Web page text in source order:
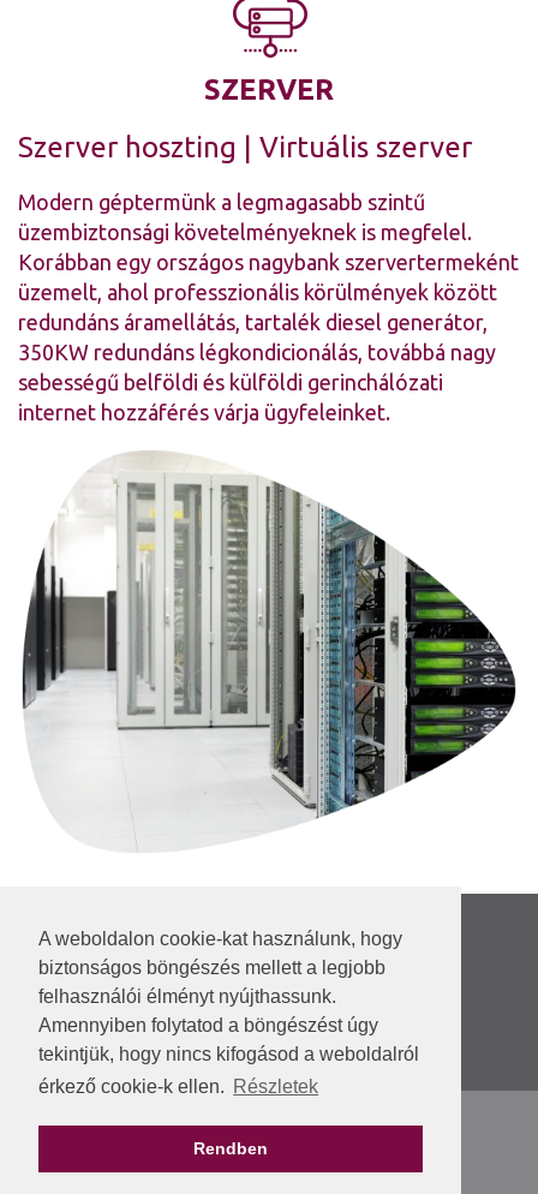
A weboldalon cookie-kat használunk, hogy
biztonságos böngészés mellett a legjobb
felhasználói élményt nyújthassunk.
Amennyiben folytatod a böngészést úgy
tekintjük, hogy nincs kifogásod a weboldalról
érkező cookie-k ellen. Részletek
Rendben
SZERVER
Szerver hoszting
Virtuális szerver
Modern géptermünk a legmagasabb szintű
üzembiztonsági követelményeknek is megfelel.
Korábban egy országos nagybank szervertermeként
üzemelt, ahol professzionális körülmények között
redundáns áramellátás, tartalék diesel generátor,
350KW redundáns légkondicionálás, továbbá nagy
sebességű belföldi és külföldi gerinchálózati
internet hozzáférés várja ügyfeleinket.
Hírek
Irodaházak
Kapcsolat
VEKOP-2.1.7-15
DIMOP_PLUSZ-1.1.2/A-24
Dokumentumok
Kiskorúak védelme